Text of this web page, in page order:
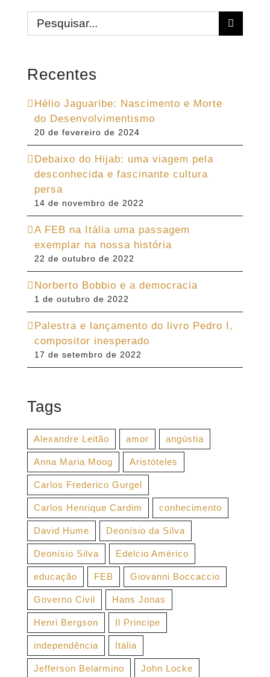
Buscar
resultados
Recentes
Hélio Jaguaribe: Nascimento e Morte
do Desenvolvimentismo
20 de fevereiro de 2024
Debaixo do Hijab: uma viagem pela
desconhecida e fascinante cultura
persa
14 de novembro de 2022
A FEB na Itália uma passagem
exemplar na nossa história
22 de outubro de 2022
Norberto Bobbio e a democracia
1 de outubro de 2022
Palestra e lançamento do livro Pedro I,
compositor inesperado
17 de setembro de 2022
Tags
Alexandre Leitão amor angústia
Anna Maria Moog Aristóteles
Carlos Frederico Gurgel
Carlos Henrique Cardim conhecimento
David Hume Deonísio da Silva
Deonísio Silva Edelcio Américo
educação FEB Giovanni Boccaccio
Governo Civil Hans Jonas
Henri Bergson Il Principe
independência Itália
Jefferson Belarmino John Locke